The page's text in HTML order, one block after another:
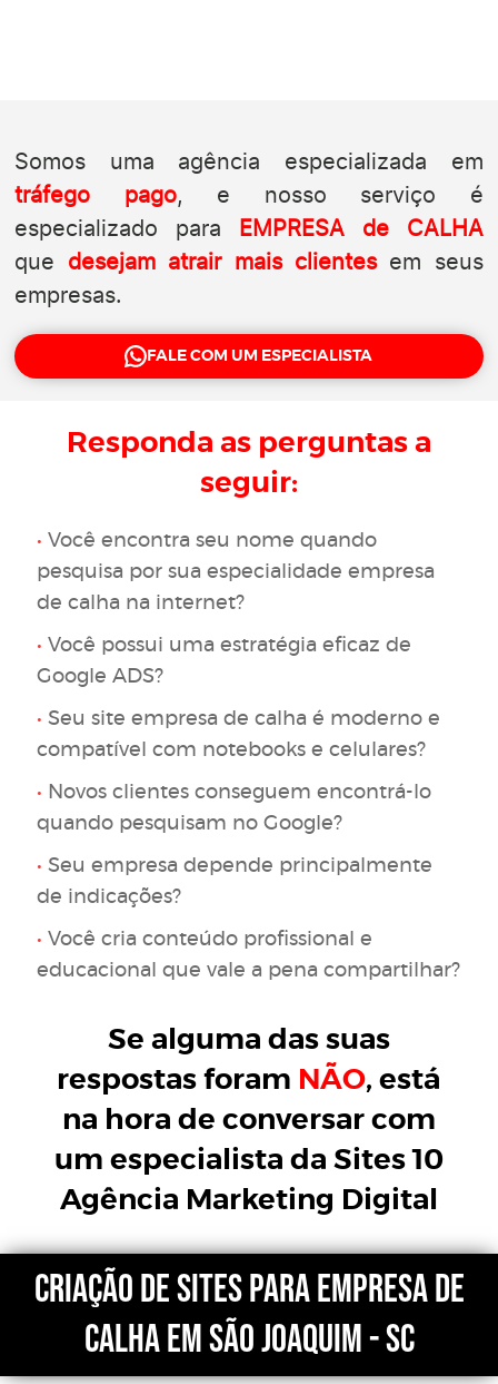
Somos uma agência especializada em
tráfego pago, e nosso serviço é
especializado para EMPRESA de CALHA
que desejam atrair mais clientes em seus
empresas.
FALE COM UM ESPECIALISTA
Responda as perguntas a
seguir:
• Você encontra seu nome quando
pesquisa por sua especialidade empresa
de calha na internet?
• Você possui uma estratégia eficaz de
Google ADS?
• Seu site empresa de calha é moderno e
compatível com notebooks e celulares?
• Novos clientes conseguem encontrá-lo
quando pesquisam no Google?
• Seu empresa depende principalmente
de indicações?
• Você cria conteúdo profissional e
educacional que vale a pena compartilhar?
Se alguma das suas
respostas foram NÃO, está
na hora de conversar com
um especialista da Sites 10
Agência Marketing Digital
CRIAÇÃO DE SITES para EMPRESA de
CALHA em São Joaquim - SC